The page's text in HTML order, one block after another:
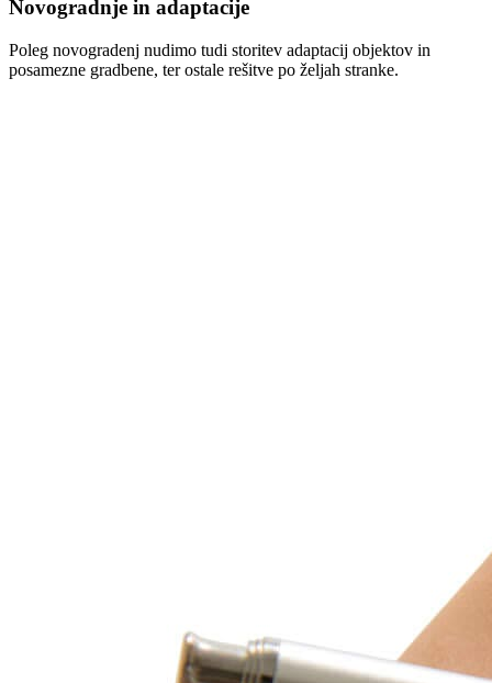
Novogradnje in adaptacije
Poleg novogradenj nudimo tudi storitev adaptacij objektov in
posamezne gradbene, ter ostale rešitve po željah stranke.